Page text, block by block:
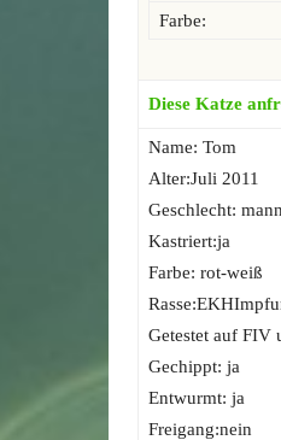
Farbe:
Diese Katze
Name: Tom
Alter:Juli 2011
Geschlecht:
Kastriert:ja
Farbe: rot-weiß
Getestet auf FIV
Gechippt: ja
Entwurmt: ja
Freigang:nein